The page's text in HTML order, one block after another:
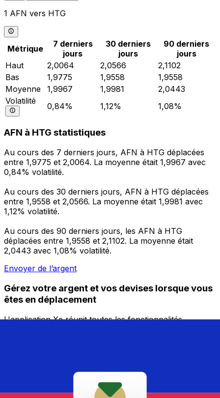
1 AFN vers HTG
Métrique
7 derniers
jours
30 derniers
jours
90 derniers
jours
Haut
2,0064 2,0566
2,1102
Bas
1,9775 1,9558
1,9558
Moyenne
1,9967 1,9981
2,0443
Volatilité
0,84% 1,12% 1,08%
AFN à HTG statistiques
Au cours des 7 derniers jours, AFN à HTG déplacées
entre 1,9775 et 2,0064. La moyenne était 1,9967 avec
0,84% volatilité.
Au cours des 30 derniers jours, AFN à HTG déplacées
entre 1,9558 et 2,0566. La moyenne était 1,9981 avec
1,12% volatilité.
Au cours des 90 derniers jours, les AFN à HTG
déplacées entre 1,9558 et 2,1102. La moyenne était
2,0443 avec 1,08% volatilité.
Envoyer de l’argent
Gérez votre argent et vos devises lorsque vous
êtes en déplacement
L'application Xe réunit toutes les fonctionnalités